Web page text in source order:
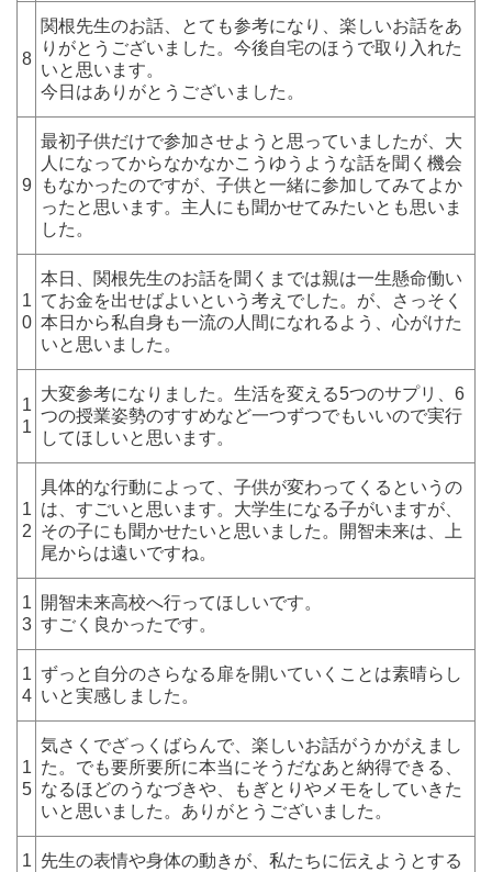
8
関根先生のお話、とても参考になり、楽しいお話をあ
りがとうございました。今後自宅のほうで取り入れた
いと思います。
今日はありがとうございました。
9
最初子供だけで参加させようと思っていましたが、大
人になってからなかなかこうゆうような話を聞く機会
もなかったのですが、子供と一緒に参加してみてよか
ったと思います。主人にも聞かせてみたいとも思いま
した。
1
0
本日、関根先生のお話を聞くまでは親は一生懸命働い
てお金を出せばよいという考えでした。が、さっそく
本日から私自身も一流の人間になれるよう、心がけた
いと思いました。
1
1
大変参考になりました。生活を変える5つのサプリ、6
つの授業姿勢のすすめなど一つずつでもいいので実行
してほしいと思います。
1
2
具体的な行動によって、子供が変わってくるというの
は、すごいと思います。大学生になる子がいますが、
その子にも聞かせたいと思いました。開智未来は、上
尾からは遠いですね。
1
3
開智未来高校へ行ってほしいです。
すごく良かったです。
1
4
ずっと自分のさらなる扉を開いていくことは素晴らし
いと実感しました。
1
5
気さくでざっくばらんで、楽しいお話がうかがえまし
た。でも要所要所に本当にそうだなあと納得できる、
なるほどのうなづきや、もぎとりやメモをしていきた
いと思いました。ありがとうございました。
1 先生の表情や身体の動きが、私たちに伝えようとする